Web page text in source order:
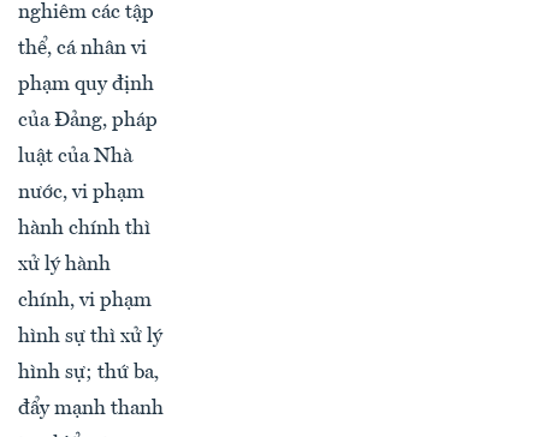
nghiêm các tập
thể, cá nhân vi
phạm quy định
của Đảng, pháp
luật của Nhà
nước, vi phạm
hành chính thì
xử lý hành
chính, vi phạm
hình sự thì xử lý
hình sự; thứ ba,
đẩy mạnh thanh